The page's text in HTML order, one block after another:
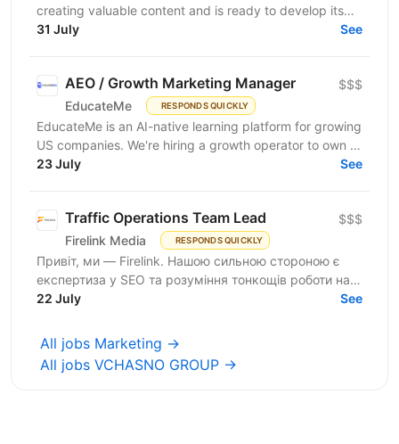
creating valuable content and is ready to develop its
31 July See
AEO / Growth Marketing Manager
EducateMe RESPONDS QUICKLY
$$$
EducateMe is an AI-native learning platform for growing
US companies. We're hiring a growth operator to own a
23 July See
Traffic Operations Team Lead
Firelink Media RESPONDS QUICKLY
$$$
Привіт, ми — Firelink. Нашою сильною стороною є
експертиза у SEO та розуміння тонкощів роботи на
22 July See
All jobs Marketing →
All jobs VCHASNO GROUP →